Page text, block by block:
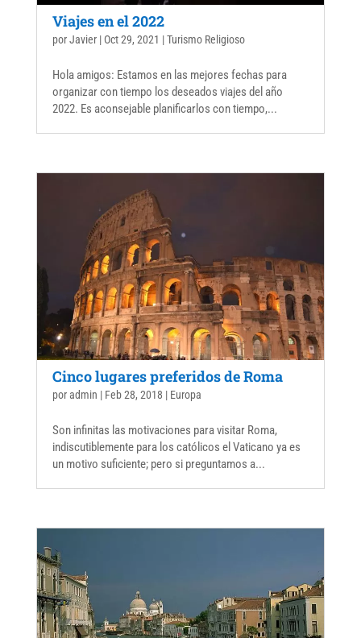
Viajes en el 2022
porJavier| Oct 29, 2021 |Turismo Religioso
Hola amigos: Estamos en las mejores fechas para
organizar con tiempo los deseados viajes del año
2022. Es aconsejable planificarlos con tiempo,...
Cinco lugares preferidos de Roma
poradmin | Feb 28, 2018 | Europa
Son infinitas las motivaciones para visitar Roma,
indiscutiblemente para los católicos el Vaticano ya es
un motivo suficiente; pero si preguntamos a...